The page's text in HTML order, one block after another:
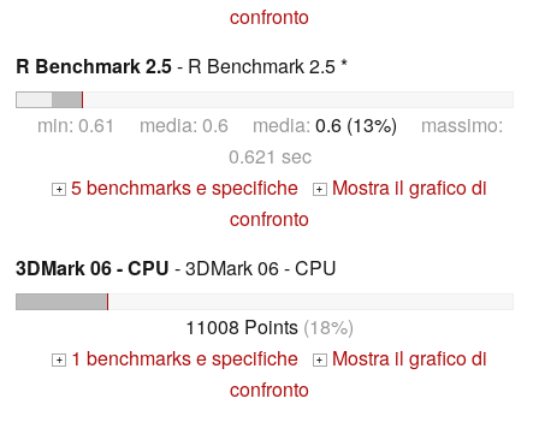
confronto
R Benchmark 2.5- R Benchmark 2.5 *
min: 0.61 media: 0.6 media: 0.6 (13%) massimo:
0.621 sec
+ 5 benchmarks e specifiche + Mostra il grafico di
confronto
3DMark 06 - CPU - 3DMark 06 - CPU
11008 Points (18%)
+ 1 benchmarks e specifiche + Mostra il grafico di
confronto